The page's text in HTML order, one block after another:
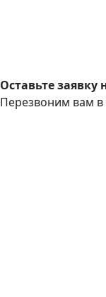
Оставьте заявку
Перезвоним вам в